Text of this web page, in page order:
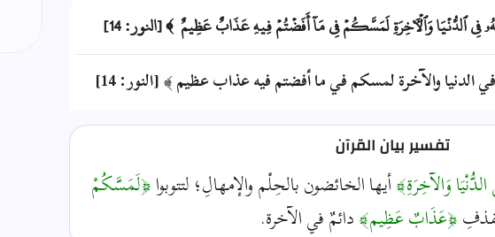
ٱلدُّنۡيَا وَٱلۡأٓخِرَةِ لَمَسَّكُمۡ فِي مَآ أَفَضۡتُمۡ فِيهِ عَذَابٌ عَظِيمٌ ﴾ [النور: 14]
الدنيا والآخرة لمسكم في ما أفضتم فيه عذاب عظيم ﴾ [النور: 14]
تفسير بيان القرآن
وَالآخِرَةِ﴾أيها الخائضون بالحِلْم والإمهالِ؛ لتتوبوا﴿لَمَسَّكُمْ
﴿عَذَابٌ عَظِيم﴾دائمٌ في الآخرة.